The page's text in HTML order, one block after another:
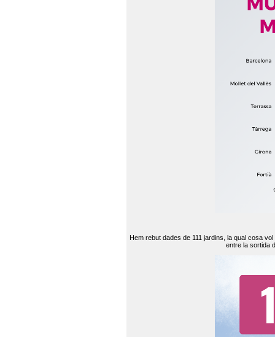
Hem rebut dades de 111 jardins, la qual cosa
entre la sortida